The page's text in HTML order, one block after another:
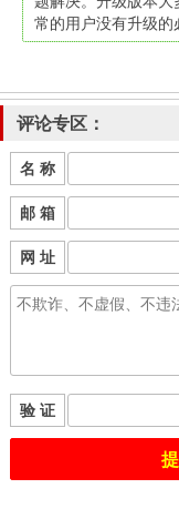
常的用户没有升级的
评论专区：
名 称
邮 箱
网 址
验 证